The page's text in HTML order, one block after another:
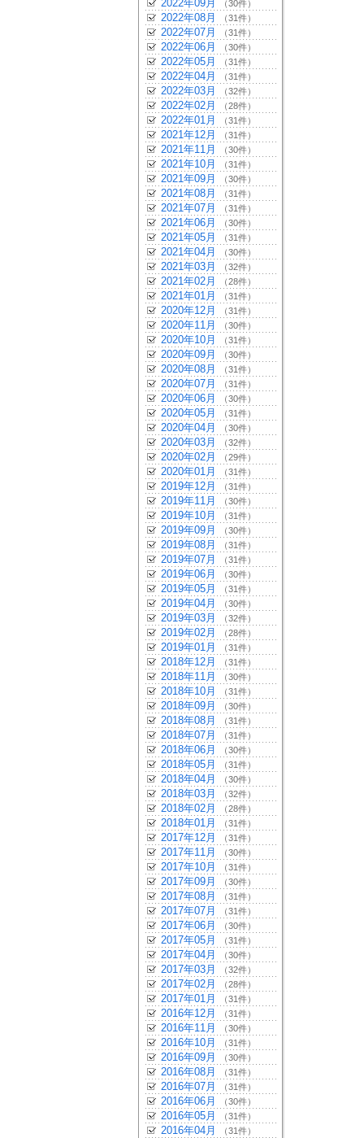
2022年09月 （30件）
2022年08月 （31件）
2022年07月 （31件）
2022年06月 （30件）
2022年05月 （31件）
2022年04月 （31件）
2022年03月 （32件）
2022年02月 （28件）
2022年01月 （31件）
2021年12月 （31件）
2021年11月 （30件）
2021年10月 （31件）
2021年09月 （30件）
2021年08月 （31件）
2021年07月 （31件）
2021年06月 （30件）
2021年05月 （31件）
2021年04月 （30件）
2021年03月 （32件）
2021年02月 （28件）
2021年01月 （31件）
2020年12月 （31件）
2020年11月 （30件）
2020年10月 （31件）
2020年09月 （30件）
2020年08月 （31件）
2020年07月 （31件）
2020年06月 （30件）
2020年05月 （31件）
2020年04月 （30件）
2020年03月 （32件）
2020年02月 （29件）
2020年01月 （31件）
2019年12月 （31件）
2019年11月 （30件）
2019年10月 （31件）
2019年09月 （30件）
2019年08月 （31件）
2019年07月 （31件）
2019年06月 （30件）
2019年05月 （31件）
2019年04月 （30件）
2019年03月 （32件）
2019年02月 （28件）
2019年01月 （31件）
2018年12月 （31件）
2018年11月 （30件）
2018年10月 （31件）
2018年09月 （30件）
2018年08月 （31件）
2018年07月 （31件）
2018年06月 （30件）
2018年05月 （31件）
2018年04月 （30件）
2018年03月 （32件）
2018年02月 （28件）
2018年01月 （31件）
2017年12月 （31件）
2017年11月 （30件）
2017年10月 （31件）
2017年09月 （30件）
2017年08月 （31件）
2017年07月 （31件）
2017年06月 （30件）
2017年05月 （31件）
2017年04月 （30件）
2017年03月 （32件）
2017年02月 （28件）
2017年01月 （31件）
2016年12月 （31件）
2016年11月 （30件）
2016年10月 （31件）
2016年09月 （30件）
2016年08月 （31件）
2016年07月 （31件）
2016年06月 （30件）
2016年05月 （31件）
2016年04月 （31件）